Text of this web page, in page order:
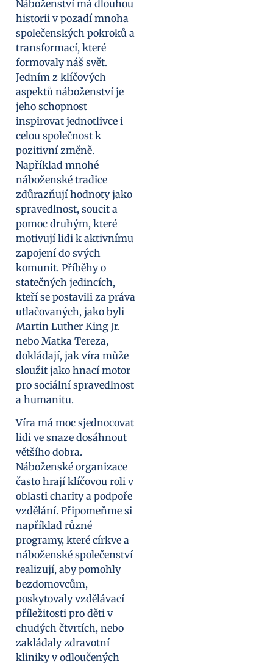
Náboženství má dlouhou
historii v pozadí mnoha
společenských pokroků a
transformací, které
formovaly náš svět.
Jedním z klíčových
aspektů náboženství je
jeho schopnost
inspirovat jednotlivce i
celou společnost k
pozitivní změně.
Například mnohé
náboženské tradice
zdůrazňují hodnoty jako
spravedlnost, soucit a
pomoc druhým, které
motivují lidi k aktivnímu
zapojení do svých
komunit. Příběhy o
statečných jedincích,
kteří se postavili za práva
utlačovaných, jako byli
Martin Luther King Jr.
nebo Matka Tereza,
dokládají, jak víra může
sloužit jako hnací motor
pro sociální spravedlnost
a humanitu.
Víra má moc sjednocovat
lidi ve snaze dosáhnout
většího dobra.
Náboženské organizace
často hrají klíčovou roli v
oblasti charity a podpoře
vzdělání. Připomeňme si
například různé
programy, které církve a
náboženské společenství
realizují, aby pomohly
bezdomovcům,
poskytovaly vzdělávací
příležitosti pro děti v
chudých čtvrtích, nebo
zakládaly zdravotní
kliniky v odloučených